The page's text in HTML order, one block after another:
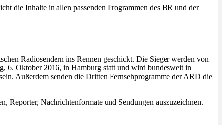
die Inhalte in allen passenden Programmen des BR und der
Radiosendern ins Rennen geschickt. Die Sieger werden von
6. Oktober 2016, in Hamburg statt und wird bundesweit in
Außerdem senden die Dritten Fernsehprogramme der ARD die
Reporter, Nachrichtenformate und Sendungen auszuzeichnen.